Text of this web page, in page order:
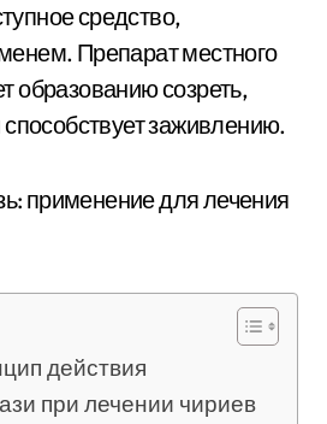
средство,
Препарат местного
образованию созреть,
способствует заживлению.
действия
при лечении чириев